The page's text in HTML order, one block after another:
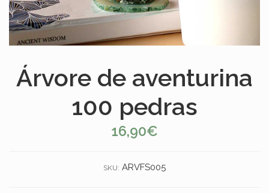
Árvore de aventurina
100 pedras
16,90€
SKU: ARVFS005